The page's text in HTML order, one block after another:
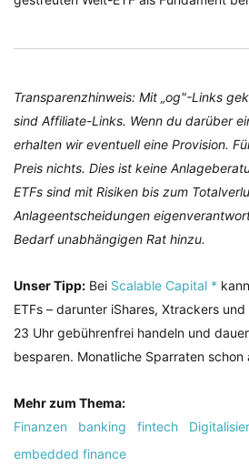
Transparenzhinweis: Mit „og"-Links
sind Affiliate-Links. Wenn du darüber
erhalten wir eventuell eine Provision.
Preis nichts. Dies ist keine
ETFs sind mit Risiken bis zum
Anlageentscheidungen
Bedarf unabhängigen Rat hinzu.
Unser Tipp: Bei Scalable Capital *
ETFs – darunter iShares, Xtrackers
23 Uhr gebührenfrei handeln und
besparen. Monatliche Sparraten schon
Mehr zum Thema:
Finanzen
banking fintech
embedded finance